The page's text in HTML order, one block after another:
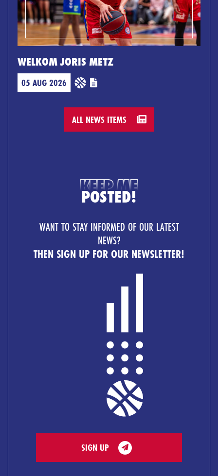
WELKOM JORIS METZ
05 AUG 2026
ALL NEWS ITEMS
KEEP ME
POSTED!
WANT TO STAY INFORMED OF OUR LATEST
NEWS?
THEN SIGN UP FOR OUR NEWSLETTER!
SIGN UP